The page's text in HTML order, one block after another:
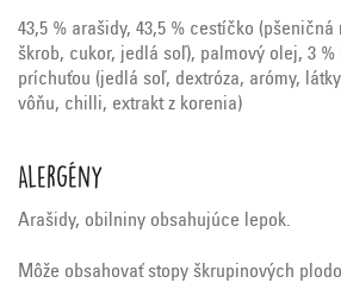
43,5 % arašidy, 43,5 % cestíčko (pšeničná
škrob, cukor, jedlá soľ), palmový olej, 3
príchuťou (jedlá soľ, dextróza, arómy,
vôňu, chilli, extrakt z korenia)
Alergény
Arašidy, obilniny obsahujúce lepok.
Môže obsahovať stopy škrupinových